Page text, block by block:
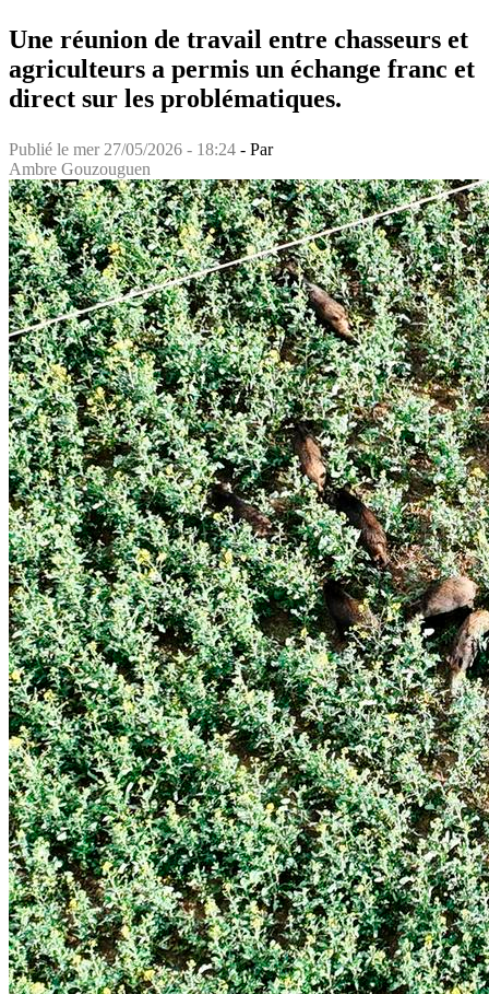
Une réunion de travail entre chasseurs et
agriculteurs a permis un échange franc et
direct sur les problématiques.
Publié le mer 27/05/2026 - 18:24 - Par
Ambre Gouzouguen